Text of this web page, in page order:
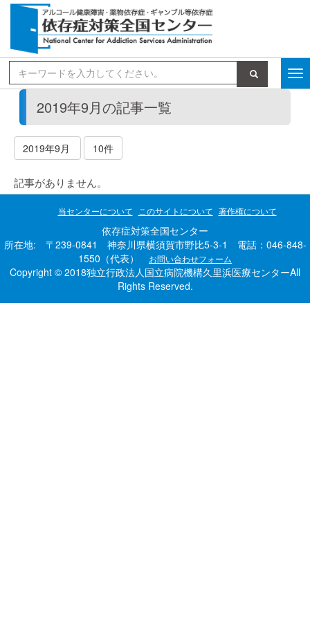
検索
2019年9月の記事一覧
2019年9月 10件
記事がありません。
当センターについて このサイトについて 著作権について
依存症対策全国センター
所在地: 〒239-0841 神奈川県横須賀市野比5-3-1 電話：046-848-
1550（代表）
お問い合わせフォーム
Copyright © 2018独立行政法人国立病院機構久里浜医療センターAll
Rights Reserved.